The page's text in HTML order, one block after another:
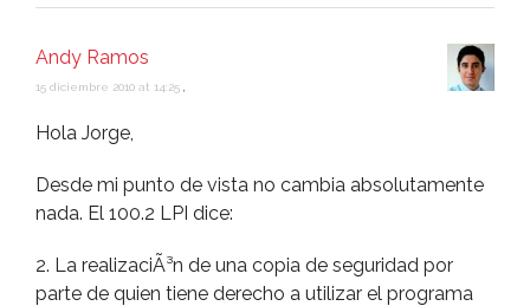
Andy Ramos
15 diciembre 2010 at 14:25
Hola Jorge,
Desde mi punto de vista no cambia absolutamente
nada. El 100.2 LPI dice:
2. La realizaciÃ³n de una copia de seguridad por
parte de quien tiene derecho a utilizar el programa